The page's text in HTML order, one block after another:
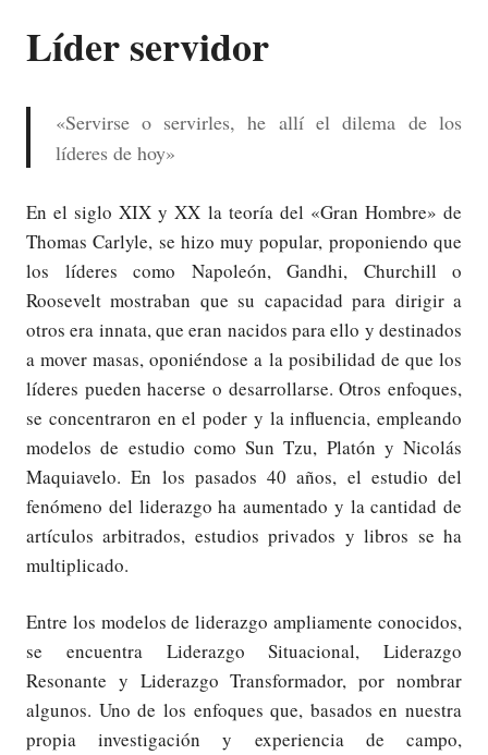
Líder servidor
«Servirse o servirles, he allí el dilema de los
líderes de hoy»
En el siglo XIX y XX la teoría del «Gran Hombre» de
Thomas Carlyle, se hizo muy popular, proponiendo que
los líderes como Napoleón, Gandhi, Churchill o
Roosevelt mostraban que su capacidad para dirigir a
otros era innata, que eran nacidos para ello y destinados
a mover masas, oponiéndose a la posibilidad de que los
líderes pueden hacerse o desarrollarse. Otros enfoques,
se concentraron en el poder y la influencia, empleando
modelos de estudio como Sun Tzu, Platón y Nicolás
Maquiavelo. En los pasados 40 años, el estudio del
fenómeno del liderazgo ha aumentado y la cantidad de
artículos arbitrados, estudios privados y libros se ha
multiplicado.
Entre los modelos de liderazgo ampliamente conocidos,
se encuentra Liderazgo Situacional, Liderazgo
Resonante y Liderazgo Transformador, por nombrar
algunos. Uno de los enfoques que, basados en nuestra
propia investigación y experiencia de campo,